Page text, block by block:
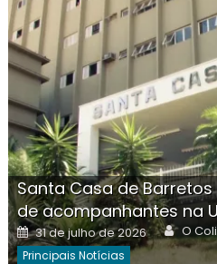
Santa Casa de
de acompanhantes na
Posted
on
31 de julho de 2026 O
Principais Notícias